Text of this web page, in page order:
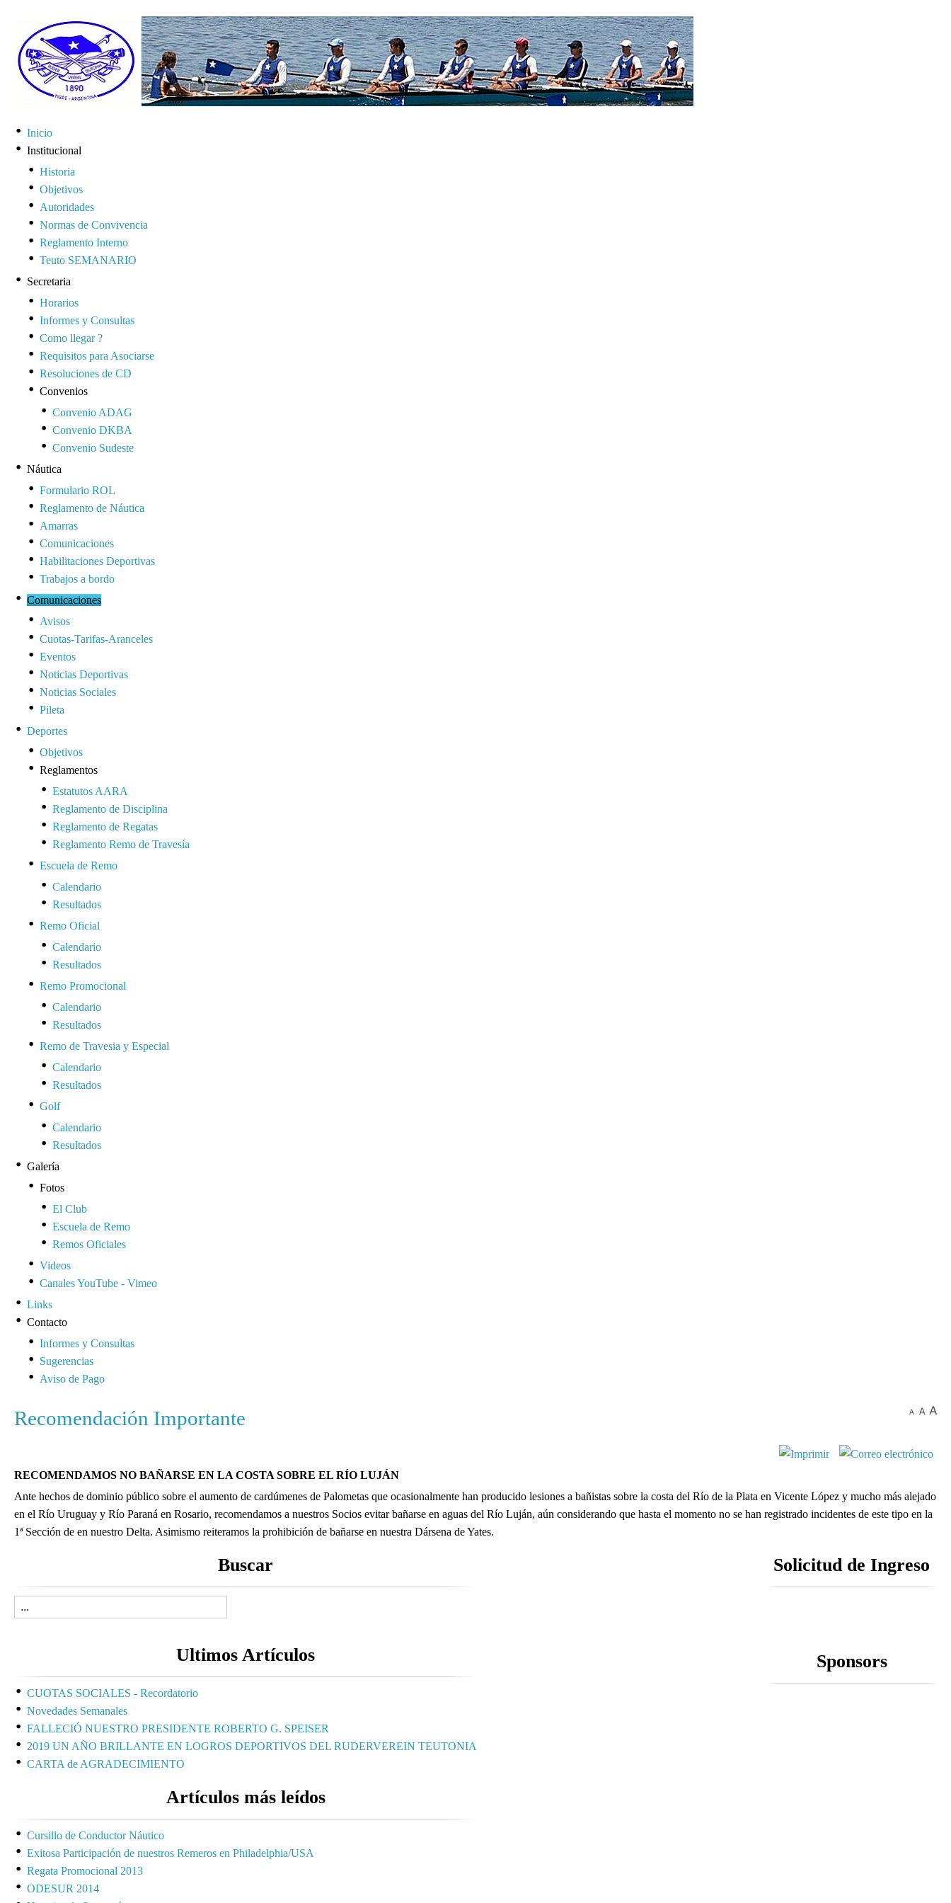
Inicio
Institucional
Historia
Objetivos
Autoridades
Normas de Convivencia
Reglamento Interno
Teuto SEMANARIO
Secretaria
Horarios
Informes y Consultas
Como llegar ?
Requisitos para Asociarse
Resoluciones de CD
Convenios
Convenio ADAG
Convenio DKBA
Convenio Sudeste
Náutica
Formulario ROL
Reglamento de Náutica
Amarras
Comunicaciones
Habilitaciones Deportivas
Trabajos a bordo
Comunicaciones
Avisos
Cuotas-Tarifas-Aranceles
Eventos
Noticias Deportivas
Noticias Sociales
Pileta
Deportes
Objetivos
Reglamentos
Estatutos AARA
Reglamento de Disciplina
Reglamento de Regatas
Reglamento Remo de Travesía
Escuela de Remo
Calendario
Resultados
Remo Oficial
Calendario
Resultados
Remo Promocional
Calendario
Resultados
Remo de Travesia y Especial
Calendario
Resultados
Golf
Calendario
Resultados
Galería
Fotos
El Club
Escuela de Remo
Remos Oficiales
Videos
Canales YouTube - Vimeo
Links
Contacto
Informes y Consultas
Sugerencias
Aviso de Pago
Recomendación Importante
RECOMENDAMOS NO BAÑARSE EN LA COSTA SOBRE EL RÍO LUJÁN
Ante hechos de dominio público sobre el aumento de cardúmenes de Palometas que ocasionalmente han producido lesiones a bañistas sobre la costa del Río de la Plata en Vicente López y mucho más alejado
en el Río Uruguay y Río Paraná en Rosario, recomendamos a nuestros Socios evitar bañarse en aguas del Río Luján, aún considerando que hasta el momento no se han registrado incidentes de este tipo en la
1ª Sección de en nuestro Delta. Asimismo reiteramos la prohibición de bañarse en nuestra Dársena de Yates.
Buscar
Ultimos Artículos
CUOTAS SOCIALES - Recordatorio
Novedades Semanales
FALLECIÓ NUESTRO PRESIDENTE ROBERTO G. SPEISER
2019 UN AÑO BRILLANTE EN LOGROS DEPORTIVOS DEL RUDERVEREIN TEUTONIA
CARTA de AGRADECIMIENTO
Artículos más leídos
Cursillo de Conductor Náutico
Exitosa Participación de nuestros Remeros en Philadelphia/USA
Regata Promocional 2013
ODESUR 2014
Solicitud de Ingreso
Sponsors